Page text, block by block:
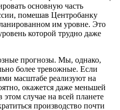
основную часть
помешав Центробанку
им уровне. Это
которой трудно даже
прогнозы. Мы, однако,
более тревожные. Если
масштабе реализуют на
окажется даже меньшей
случае на всей планете
производство почти